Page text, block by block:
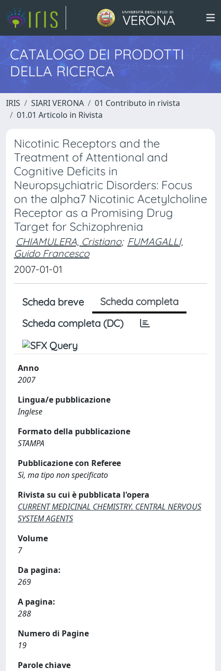
CATALOGO DEI PRODOTTI
DELLA RICERCA
IRIS SIARI VERONA
01 Contributo in rivista
01.01 Articolo in Rivista
Nicotinic Receptors and the
Treatment of Attentional and
Cognitive Deficits in
Neuropsychiatric Disorders: Focus
on the alpha7 Nicotinic Acetylcholine
Receptor as a Promising Drug
Target for Schizophrenia
CHIAMULERA, Cristiano; FUMAGALLI,
Guido Francesco
2007-01-01
Scheda breve
Scheda completa
Scheda completa (DC)
Anno
2007
Lingua/e pubblicazione
Inglese
Formato della pubblicazione
STAMPA
Pubblicazione con Referee
Sì, ma tipo non specificato
Rivista su cui è pubblicata l'opera
CURRENT MEDICINAL CHEMISTRY. CENTRAL NERVOUS
SYSTEM AGENTS
Volume
7
Da pagina:
269
A pagina:
288
Numero di Pagine
19
Parole chiave